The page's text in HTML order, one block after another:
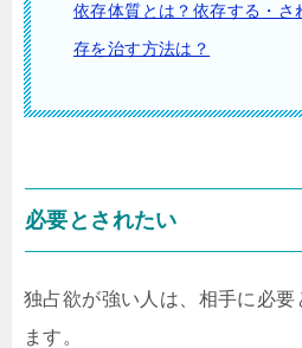
依存体質とは？依存する・さ
存を治す方法は？
必要とされたい
独占欲が強い人は、相手に必要
ます。